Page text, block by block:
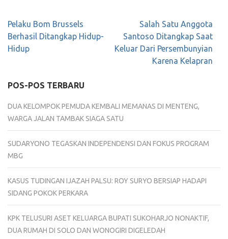
Navigasi
pos
Pelaku Bom Brussels
Berhasil Ditangkap Hidup-
Hidup
Salah Satu Anggota
Santoso Ditangkap Saat
Keluar Dari Persembunyian
Karena Kelapran
POS-POS TERBARU
DUA KELOMPOK PEMUDA KEMBALI MEMANAS DI MENTENG,
WARGA JALAN TAMBAK SIAGA SATU
SUDARYONO TEGASKAN INDEPENDENSI DAN FOKUS PROGRAM
MBG
KASUS TUDINGAN IJAZAH PALSU: ROY SURYO BERSIAP HADAPI
SIDANG POKOK PERKARA
KPK TELUSURI ASET KELUARGA BUPATI SUKOHARJO NONAKTIF,
DUA RUMAH DI SOLO DAN WONOGIRI DIGELEDAH